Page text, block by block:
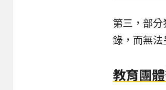
第三，部
錄，而無
教育團